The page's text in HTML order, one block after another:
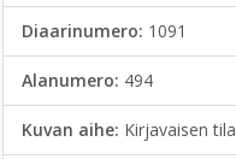
Diaarinumero: 1091
Alanumero: 494
Kuvan aihe: Kirjavaisen tila